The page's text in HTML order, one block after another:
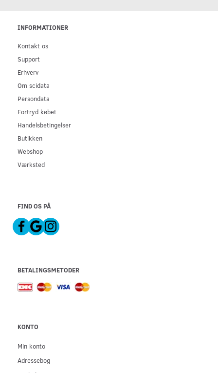
INFORMATIONER
Kontakt os
Support
Erhverv
Om scidata
Persondata
Fortryd købet
Handelsbetingelser
Butikken
Webshop
Værksted
FIND OS PÅ
BETALINGSMETODER
KONTO
Min konto
Adressebog